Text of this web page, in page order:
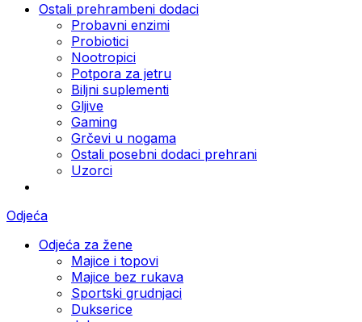
Ostali prehrambeni dodaci
Probavni enzimi
Probiotici
Nootropici
Potpora za jetru
Biljni suplementi
Gljive
Gaming
Grčevi u nogama
Ostali posebni dodaci prehrani
Uzorci
Odjeća
Odjeća za žene
Majice i topovi
Majice bez rukava
Sportski grudnjaci
Dukserice